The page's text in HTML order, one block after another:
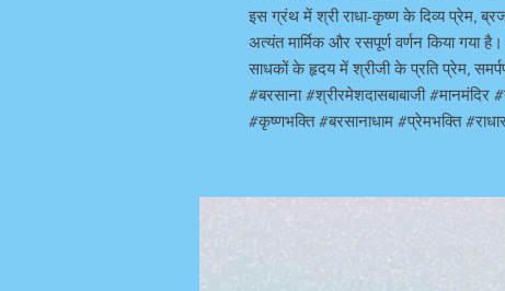
इस ग्रंथ में श्री राधा-कृष्ण के दिव्य प्रेम,
अत्यंत मार्मिक और रसपूर्ण वर्णन किया गया
साधकों के हृदय में श्रीजी के प्रति प्रेम,
#बरसाना#श्रीरमेशदासबाबाजी#मानमंदिर #
#कृष्णभक्ति#बरसानाधाम #प्रेमभक्ति#